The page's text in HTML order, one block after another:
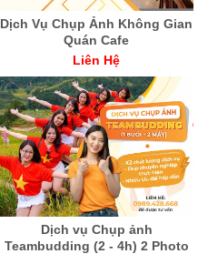
Dịch Vụ Chụp Ảnh Không Gian
Quán Cafe
Liên Hệ
Dịch vụ Chụp ảnh
Teambudding (2 - 4h) 2 Photo